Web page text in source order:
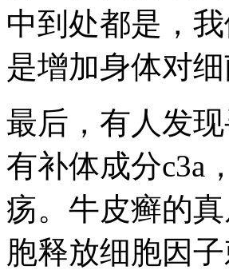
中到处都是，
是增加身体对
最后，有人发
有补体成分c3a
疡。牛皮癣的
胞释放细胞因